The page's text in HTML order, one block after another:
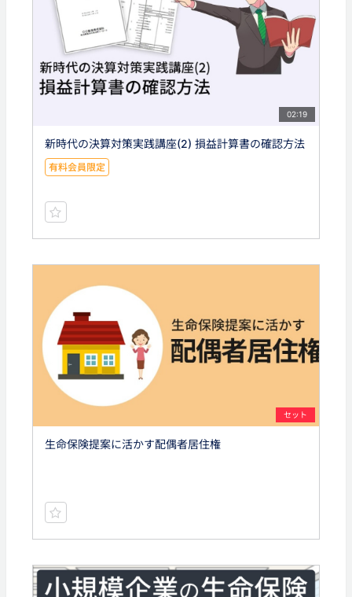
02:19
新時代の決算対策実践講座(2) 損益計算書の確認方法
有料会員限定
セット
生命保険提案に活かす配偶者居住権